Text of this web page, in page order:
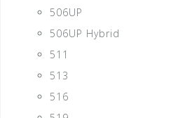
506UP
506UP Hybrid
511
513
516